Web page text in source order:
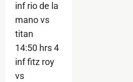
inf rio de la
mano vs
titan
14:50 hrs 4
inf fitz roy
vs